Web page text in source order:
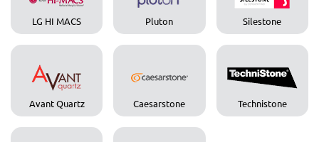
LG HI MACS Pluton Silestone
Avant Quartz Caesarstone Technistone